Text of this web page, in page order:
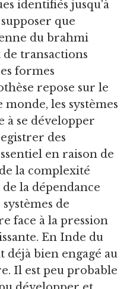
identifiés jusqu'à
que
du brahmi
transactions
formes
repose sur le
les systèmes
à se développer
des
en raison de
la complexité
la dépendance
de
face à la pression
En Inde du
déjà bien engagé au
Il est peu probable